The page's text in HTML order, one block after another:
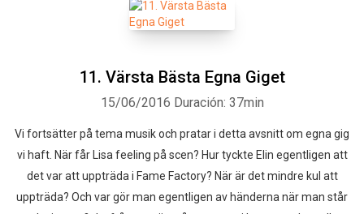
11. Värsta Bästa Egna Giget
15/06/2016 Duración: 37min
Vi fortsätter på tema musik och pratar i detta avsnitt om egna gig
vi haft. När får Lisa feeling på scen? Hur tyckte Elin egentligen att
det var att uppträda i Fame Factory? När är det mindre kul att
uppträda? Och var gör man egentligen av händerna när man står